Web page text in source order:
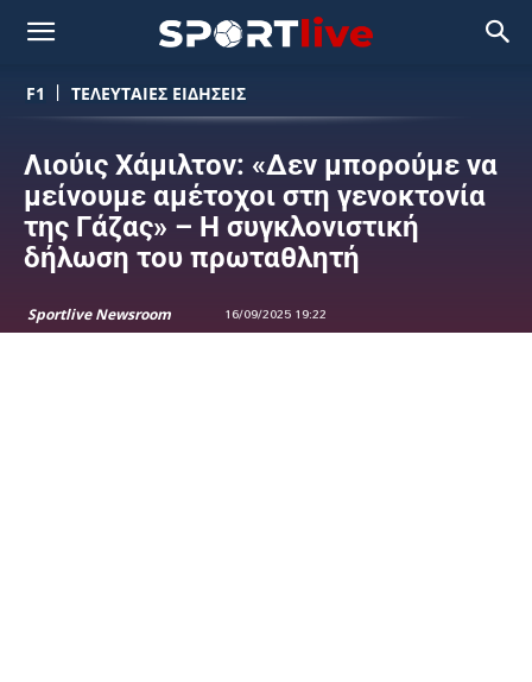
F1 ΤΕΛΕΥΤΑΙΕΣ ΕΙΔΗΣΕΙΣ
Λιούις Χάμιλτον: «Δεν μπορούμε να
μείνουμε αμέτοχοι στη γενοκτονία
της Γάζας» – Η συγκλονιστική
δήλωση του πρωταθλητή
Sportlive Newsroom 16/09/2025 19:22